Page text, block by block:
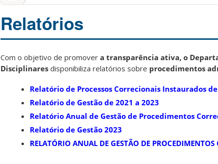
Relatórios
Com o objetivo de promover a transparência ativa, o
Disciplinares disponibiliza relatórios sobre procedimentos
Relatório de Processos Correcionais Instaurados de
Relatório de Gestão de 2021 a 2023
Relatório Anual de Gestão de Procedimentos
Relatório de Gestão 2023
RELATÓRIO ANUAL DE GESTÃO DE